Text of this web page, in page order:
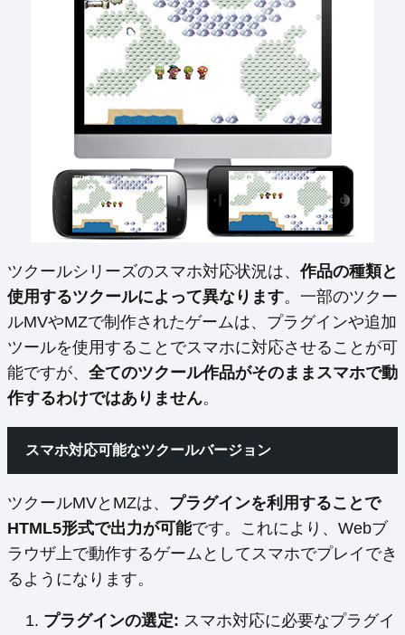
ツクールシリーズのスマホ対応状況は、作品の種類と
使用するツクールによって異なります。一部のツクー
ルMVやMZで制作されたゲームは、プラグインや追加
ツールを使用することでスマホに対応させることが可
能ですが、 全てのツクール作品がそのままスマホで動
作するわけではありません。
スマホ対応可能なツクールバージョン
ツクールMVとMZは、 プラグインを利用することで
HTML5形式で出力が可能です。これにより、Webブ
ラウザ上で動作するゲームとしてスマホでプレイでき
るようになります。
プラグインの選定: スマホ対応に必要なプラグイ